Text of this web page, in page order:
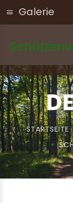
Galerie
STARTSEITE